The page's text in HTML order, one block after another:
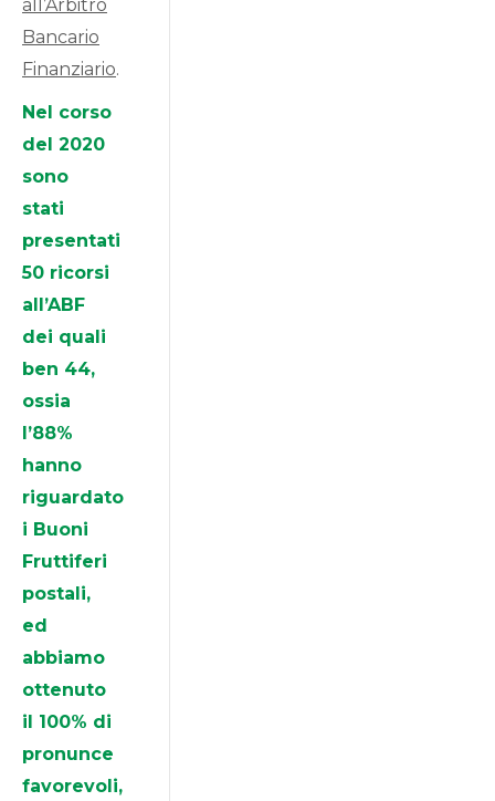
all’Arbitro
Bancario
Finanziario.
Nel corso
del 2020
sono
stati
presentati
50 ricorsi
all’ABF
dei quali
ben 44,
ossia
l’88%
hanno
riguardato
i Buoni
Fruttiferi
postali,
ed
abbiamo
ottenuto
il 100% di
pronunce
favorevoli,